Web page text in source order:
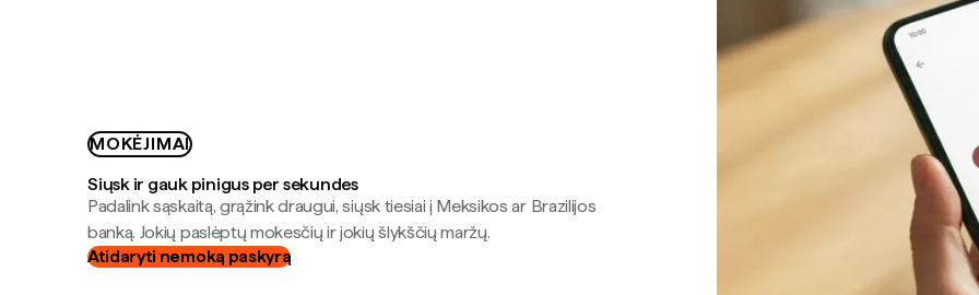
MOKĖJIMAI
Siųsk ir gauk pinigus per sekundes
Padalink sąskaitą, grąžink draugui, siųsk tiesiai į Meksikos ar Brazilijos
banką. Jokių paslėptų mokesčių ir jokių šlykščių maržų.
Atidaryti nemoką paskyrą